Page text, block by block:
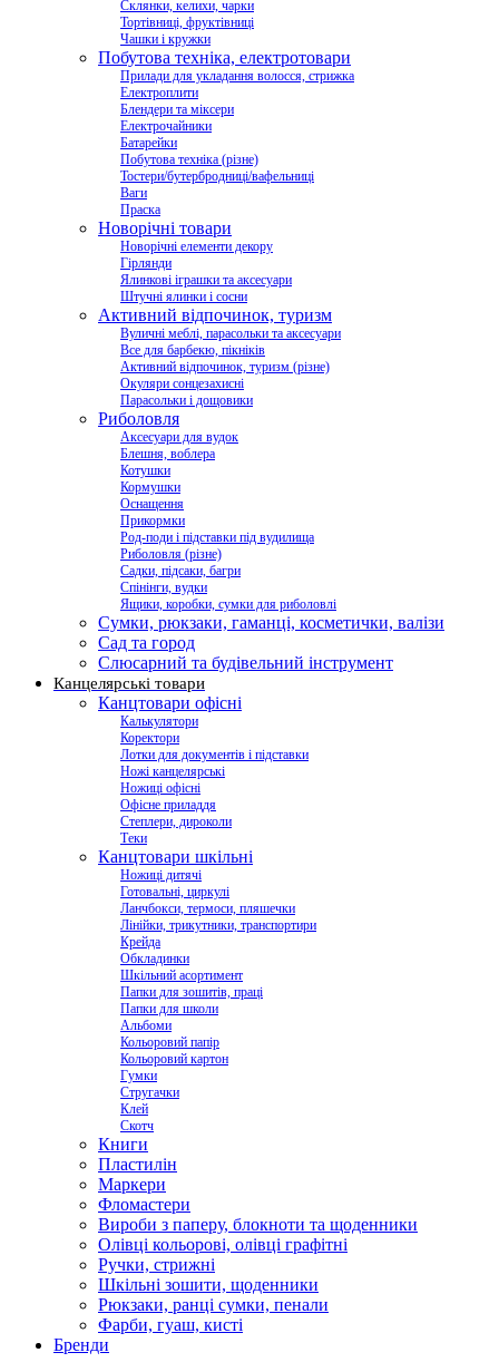
Склянки, келихи, чарки
Тортівниці, фруктівниці
Чашки і кружки
Побутова техніка, електротовари
Прилади для укладання волосся, стрижка
Електроплити
Блендери та міксери
Електрочайники
Батарейки
Побутова техніка (різне)
Тостери/бутербродниці/вафельниці
Ваги
Праска
Новорічні товари
Новорічні елементи декору
Гірлянди
Ялинкові іграшки та аксесуари
Штучні ялинки і сосни
Активний відпочинок, туризм
Вуличні меблі, парасольки та аксесуари
Все для барбекю, пікніків
Активний відпочинок, туризм (різне)
Окуляри сонцезахисні
Парасольки і дощовики
Риболовля
Аксесуари для вудок
Блешня, воблера
Котушки
Кормушки
Оснащення
Прикормки
Род-поди і підставки під вудилища
Риболовля (різне)
Садки, підсаки, багри
Спінінги, вудки
Ящики, коробки, сумки для риболовлі
Сумки, рюкзаки, гаманці, косметички, валізи
Сад та город
Слюсарний та будівельний інструмент
Канцелярські товари
Канцтовари офісні
Калькулятори
Коректори
Лотки для документів і підставки
Ножі канцелярські
Ножиці офісні
Офісне приладдя
Степлери, дироколи
Теки
Канцтовари шкільні
Ножиці дитячі
Готовальні, циркулі
Ланчбокси, термоси, пляшечки
Лінійки, трикутники, транспортири
Крейда
Обкладинки
Шкільний асортимент
Папки для зошитів, праці
Папки для школи
Альбоми
Кольоровий папір
Кольоровий картон
Гумки
Стругачки
Клей
Скотч
Книги
Пластилін
Маркери
Фломастери
Вироби з паперу, блокноти та щоденники
Олівці кольорові, олівці графітні
Ручки, стрижні
Шкільні зошити, щоденники
Рюкзаки, ранці сумки, пенали
Фарби, гуаш, кисті
Бренди